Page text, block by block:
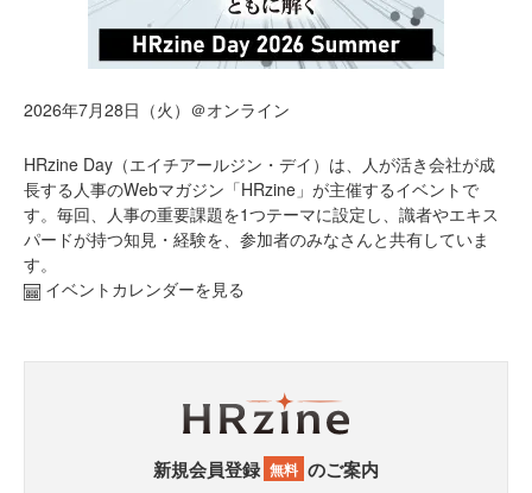
2026年7月28日（火）＠オンライン
HRzine Day（エイチアールジン・デイ）は、人が活き会社が成
長する人事のWebマガジン「HRzine」が主催するイベントで
す。毎回、人事の重要課題を1つテーマに設定し、識者やエキス
パードが持つ知見・経験を、参加者のみなさんと共有していま
す。
イベントカレンダーを見る
新規会員登録 無料 のご案内